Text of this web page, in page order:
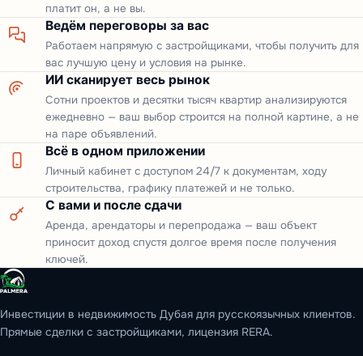
платит он, а не вы.
Ведём переговоры за вас
Работаем напрямую с застройщиками, чтобы получить для
вас лучшую цену и условия на рынке.
ИИ сканирует весь рынок
Сотни проектов и десятки тысяч квартир анализируются
ежедневно — ваш выбор строится на полной картине, а не
на паре объявлений.
Всё в одном приложении
Личный кабинет с доступом 24/7 к документам, ходу
строительства, графику платежей и не только.
С вами и после сдачи
Аренда, арендаторы и перепродажа — ваш объект
приносит доход спустя долгое время после получения
ключей.
Инвестиции в недвижимость Дубая для русскоязычных клиентов.
Прямые сделки с застройщиками, лицензия RERA.